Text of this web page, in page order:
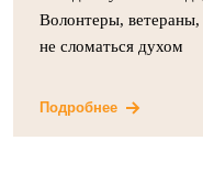
Волонтеры,
не сломаться духом
Подробнее